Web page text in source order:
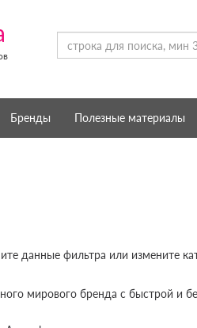
Бренды Полезные материалы
данные фильтра или измените
мирового бренда с быстрой и